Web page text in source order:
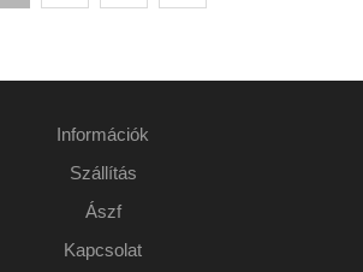
Információk
Szállítás
Ászf
Kapcsolat